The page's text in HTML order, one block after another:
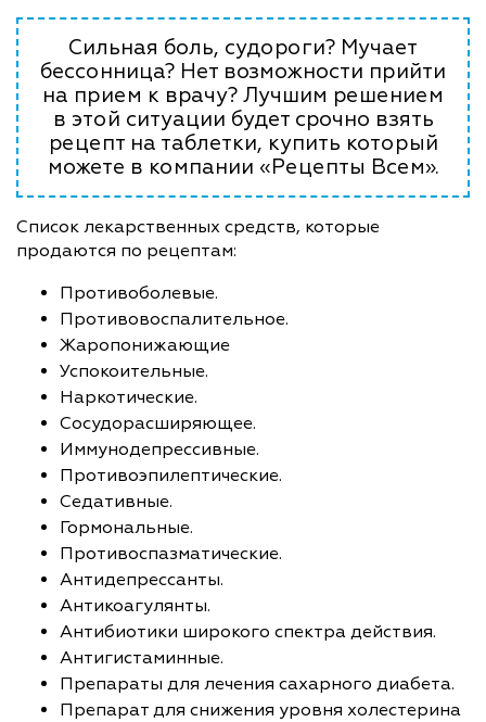
Сильная боль, судороги? Мучает
бессонница? Нет возможности прийти
на прием к врачу? Лучшим решением
в этой ситуации будет срочно взять
рецепт на таблетки, купить который
можете в компании «Рецепты Всем».
Список лекарственных средств, которые
продаются по рецептам:
Противоболевые.
Противовоспалительное.
Жаропонижающие
Успокоительные.
Наркотические.
Сосудорасширяющее.
Иммунодепрессивные.
Противоэпилептические.
Седативные.
Гормональные.
Противоспазматические.
Антидепрессанты.
Антикоагулянты.
Антибиотики широкого спектра действия.
Антигистаминные.
Препараты для лечения сахарного диабета.
Препарат для снижения уровня холестерина